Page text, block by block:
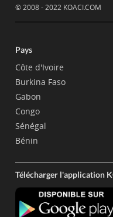
© 2008 - 2022 KOACI.COM
Pays
Côte d'Ivoire
Burkina Faso
Gabon
Congo
Sénégal
Bénin
Télécharger l'application